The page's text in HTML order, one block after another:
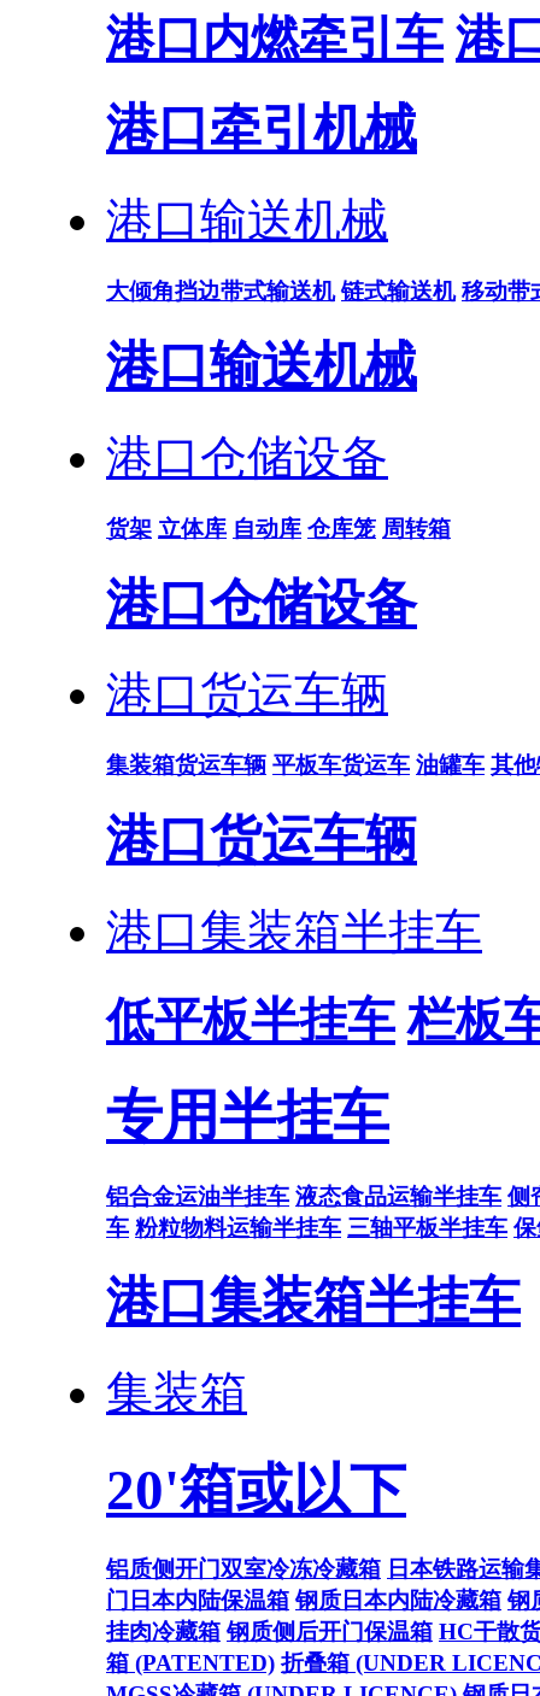
港口内燃牵引车 港
港口牵引机械
港口输送机械
大倾角挡边带式输送机 链式输送机 移动带
港口输送机械
港口仓储设备
货架 立体库 自动库 仓库笼 周转箱
港口仓储设备
港口货运车辆
集装箱货运车辆 平板车货运车 油罐车 其
港口货运车辆
港口集装箱半挂车
低平板半挂车 栏板
专用半挂车
铝合金运油半挂车 液态食品运输半挂车 侧
车 粉粒物料运输半挂车 三轴平板半挂车
港口集装箱半挂车
集装箱
20'箱或以下
铝质侧开门双室冷冻冷藏箱 日本铁路运输
门日本内陆保温箱 钢质日本内陆冷藏箱 钢
挂肉冷藏箱 钢质侧后开门保温箱 HC干散
箱 (PATENTED) 折叠箱 (UNDER